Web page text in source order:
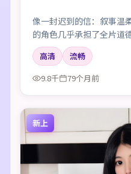
像一封迟到的信：叙事温
的角色几乎承担了全片道
高清
流畅
9.8千
79个月前
新上